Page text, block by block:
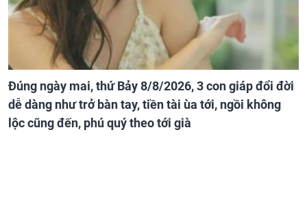
Đúng ngày mai, thứ Bảy 8/8/2026, 3 con giáp đổi đời
dễ dàng như trở bàn tay, tiền tài ùa tới, ngồi không
lộc cũng đến, phú quý theo tới già